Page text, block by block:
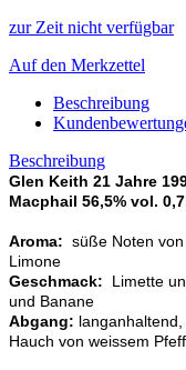
zur Zeit nicht verfügbar
Auf den Merkzettel
Beschreibung
Beschreibung
Glen Keith 21 Jahre
Macphail 56,5% vol.
Aroma: süße Noten
Limone
Geschmack: Limette
und Banane
Abgang:
Hauch von weissem